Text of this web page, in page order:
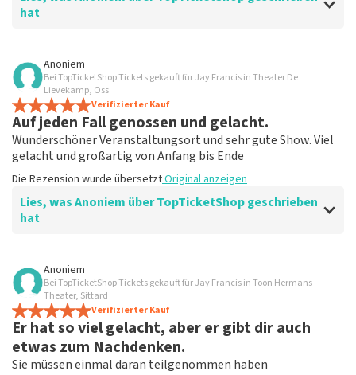
hat
Bewertung von Anoniem über
Unklar über den Sitz
Sie wären auch besser dran, die Leute die Orte wählen
zu lassen.
Die Rezension wurde übersetzt Original anzeigen
Anoniem
Bei TopTicketShop Tickets gekauft für Jay Francis in Theater De
Lievekamp, Oss
Verifizierter Kauf
Auf jeden Fall genossen und gelacht.
Wunderschöner Veranstaltungsort und sehr gute Show. Viel
gelacht und großartig von Anfang bis Ende
Die Rezension wurde übersetztOriginal anzeigen
Lies, was Anoniem über TopTicketShop geschrieben
hat
Bewertung von Anoniem über
Gut und einfach organisiert.
Zuverlässig und super einfach, Ihre Tickets zu bestellen
und zu bezahlen. Die weiteren Schritte sind ebenfalls
gut organisiert.
Die Rezension wurde übersetzt Original anzeigen
Anoniem
Bei TopTicketShop Tickets gekauft für Jay Francis in Toon Hermans
Theater, Sittard
Verifizierter Kauf
Er hat so viel gelacht, aber er gibt dir auch
etwas zum Nachdenken.
Sie müssen einmal daran teilgenommen haben